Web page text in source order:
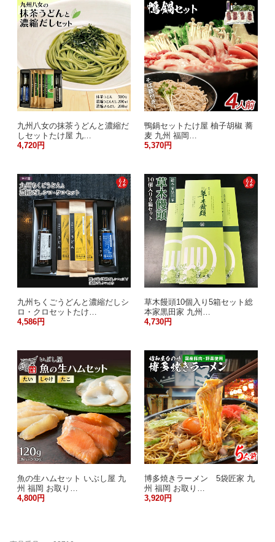
九州八女の抹茶うどんと濃縮だ
しセットたけ屋 九…
4,720円
鴨鍋セットたけ屋 柚子胡椒 蕎
麦 九州 福岡…
5,370円
九州ちくごうどんと濃縮だしシ
ロ・クロセットたけ…
4,586円
草木饅頭10個入り5箱セット総
本家黒田家 九州…
4,730円
魚の生ハムセット いぶし屋 九
州 福岡 お取り…
4,800円
博多焼きラーメン 5袋匠家 九
州 福岡 お取り…
3,920円